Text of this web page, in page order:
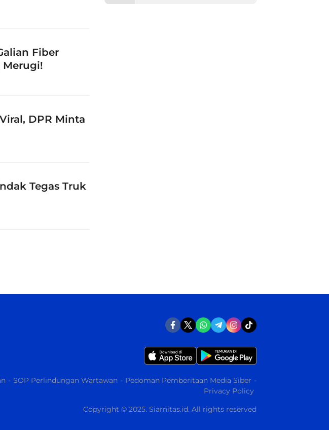
Fiber
Merugi!
DPR Minta
Tegas Truk
SOP Perlindungan Wartawan
Pedoman Pemberitaan Media Siber
Privacy Policy
Copyright © 2025. Siarnitas.id. All rights reserved